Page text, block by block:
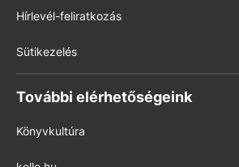
Hírlevél-feliratkozás
Sütikezelés
További elérhetőségeink
Könyvkultúra